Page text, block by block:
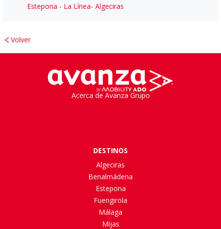
Estepona - La Línea- Algeciras
Volver
Acerca de Avanza Grupo
DESTINOS
Algeciras
Benalmádena
Estepona
Fuengirola
Málaga
Mijas